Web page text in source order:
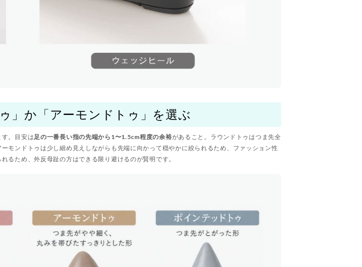
」か「アーモンドトゥ」を選ぶ
。目安は足の一番長い指の先端から1〜1.5cm程度の余裕があること。ラウンドトゥはつま先全
モンドトゥは少し細め見えしながらも先端に向かって穏やかに絞られるため、ファッション性
るため、外反母趾の方はできる限り避けるのが賢明です。